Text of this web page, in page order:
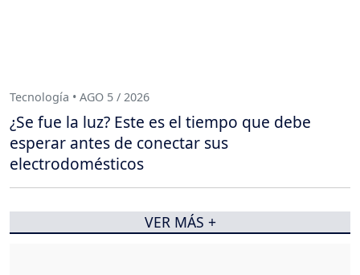
Tecnología • AGO 5 / 2026
¿Se fue la luz? Este es el tiempo que debe
esperar antes de conectar sus
electrodomésticos
VER MÁS +